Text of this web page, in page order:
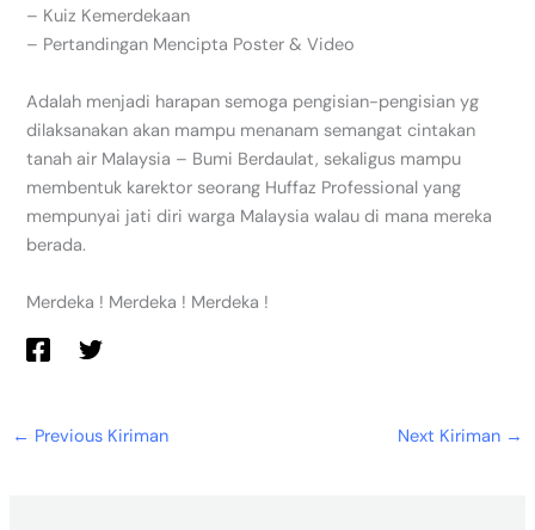
– Kuiz Kemerdekaan
– Pertandingan Mencipta Poster & Video
Adalah menjadi harapan semoga pengisian-pengisian yg
dilaksanakan akan mampu menanam semangat cintakan
tanah air Malaysia – Bumi Berdaulat, sekaligus mampu
membentuk karektor seorang Huffaz Professional yang
mempunyai jati diri warga Malaysia walau di mana mereka
berada.
Merdeka ! Merdeka ! Merdeka !
← Previous Kiriman Next Kiriman →